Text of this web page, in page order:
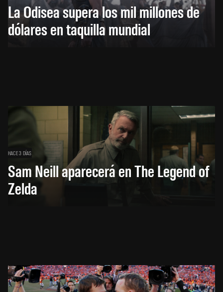
La Odisea supera los mil millones de
dólares en taquilla mundial
HACE 3 DÍAS
Sam Neill aparecerá en The Legend of
Zelda